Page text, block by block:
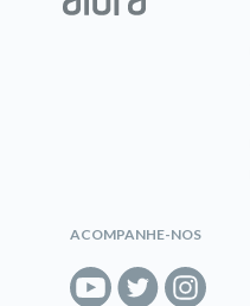
ACOMPANHE-NOS